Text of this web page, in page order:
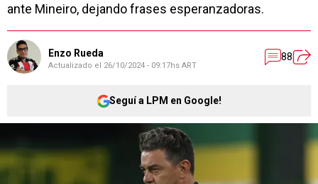
ante Mineiro, dejando frases esperanzadoras.
Enzo Rueda
Actualizado el 26/10/2024 - 09:17hs ART
88
Seguí a LPM en Google!